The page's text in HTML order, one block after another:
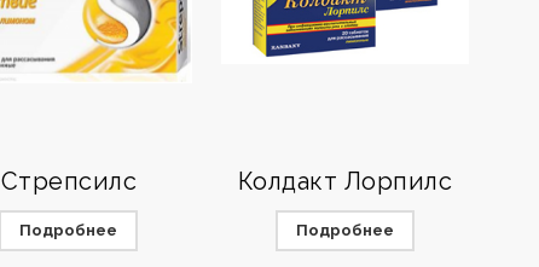
Стрепсилс
Подробнее
Колдакт Лорпилс
Подробнее